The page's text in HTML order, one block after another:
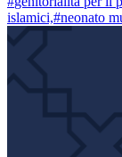
islamici,#neonato